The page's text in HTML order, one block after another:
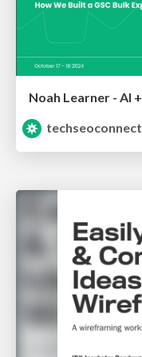
techseoconnect